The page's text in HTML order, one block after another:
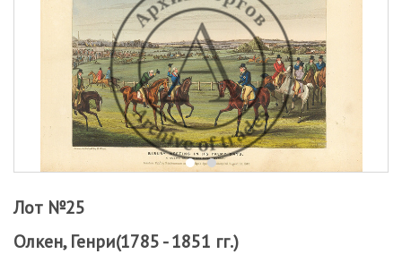
Лот №25
Олкен, Генри(1785 - 1851 гг.)